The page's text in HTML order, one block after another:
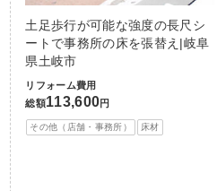
土足歩行が可能な強度の長尺シ
ートで事務所の床を張替え|岐阜
県土岐市
リフォーム費用
総額113,600円
その他（店舗・事務所） 床材